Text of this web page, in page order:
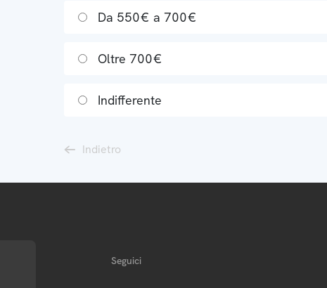
Da 550€ a 700€
Oltre 700€
Indifferente
Indietro
Seguici